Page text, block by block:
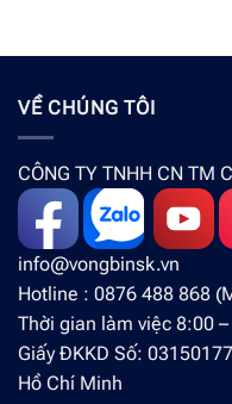
VỀ CHÚNG TÔI
CÔNG TY TNHH CN TM
info@vongbinsk.vn
Hotline : 0876 488 868
Thời gian làm việc 8:00
Giấy ĐKKD Số:
Hồ Chí Minh